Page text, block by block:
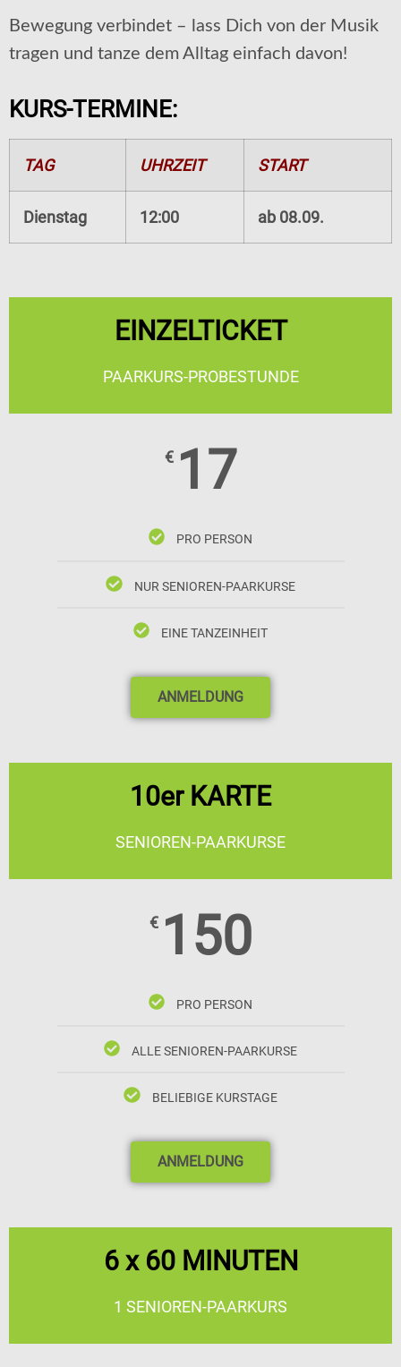
Bewegung verbindet – lass Dich von der Musik
tragen und tanze dem Alltag einfach davon!
KURS-TERMINE:
TAG UHRZEIT START
Dienstag 12:00 ab 08.09.
EINZELTICKET
PAARKURS-PROBESTUNDE
€ 17
PRO PERSON
NUR SENIOREN-PAARKURSE
EINE TANZEINHEIT
ANMELDUNG
10er KARTE
SENIOREN-PAARKURSE
€ 150
PRO PERSON
ALLE SENIOREN-PAARKURSE
BELIEBIGE KURSTAGE
ANMELDUNG
6 x 60 MINUTEN
1 SENIOREN-PAARKURS